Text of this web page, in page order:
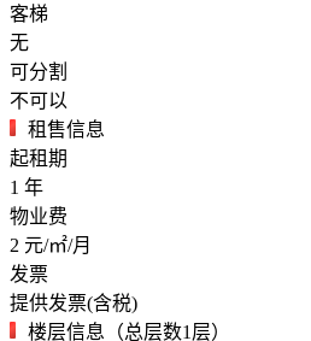
客梯
无
可分割
不可以
租售信息
起租期
1 年
物业费
2 元/㎡/月
发票
提供发票(含税)
楼层信息（总层数1层）